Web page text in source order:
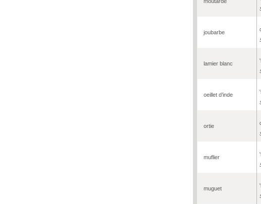
joubarbe
lamier blanc
oeillet d’inde
ortie
muflier
muguet